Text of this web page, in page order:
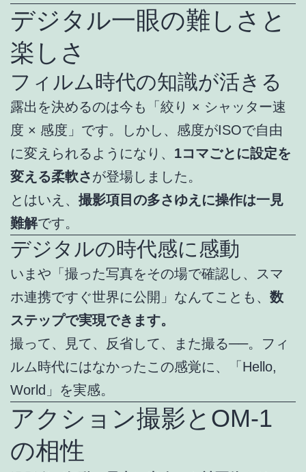
デジタル一眼の難しさと
楽しさ
フィルム時代の知識が活きる
露出を決めるのは今も「絞り × シャッター速
度 × 感度」です。しかし、感度がISOで自由
に変えられるようになり、 1コマごとに設定を
変える柔軟さが登場しました。
とはいえ、 撮影項目の多さゆえに操作は一見
難解です。
デジタルの時代感に感動
いまや「撮った写真をその場で確認し、スマ
ホ連携ですぐ世界に公開」なんてことも、 数
ステップで実現できます。
撮って、見て、反省して、また撮る──。フィ
ルム時代にはなかったこの感覚に、「Hello,
World」を実感。
アクション撮影とOM-1
の相性